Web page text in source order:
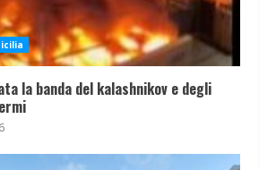
la banda del kalashnikov e degli